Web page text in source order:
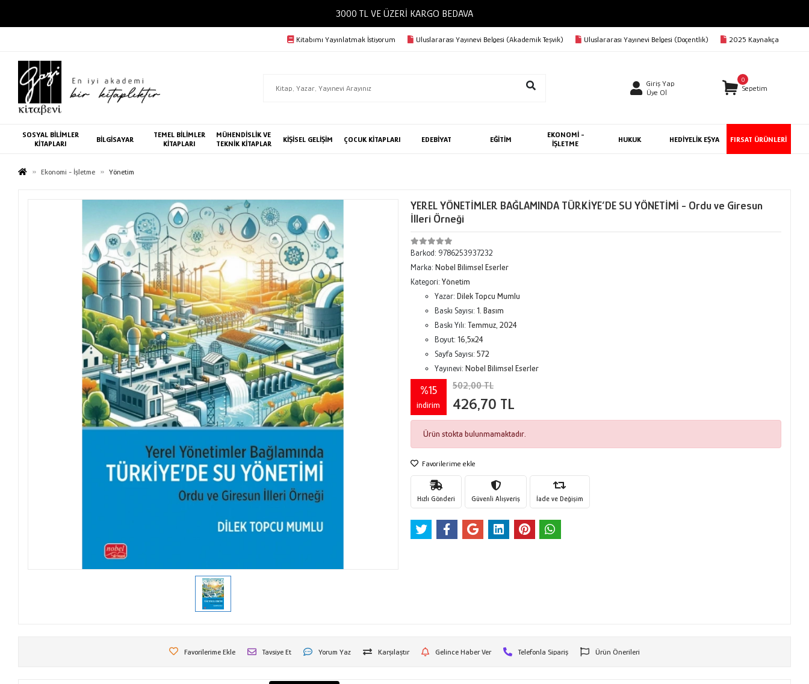
3000 TL VE ÜZERİ KARGO BEDAVA
Kitabımı Yayınlatmak İstiyorum Uluslararası Yayınevi Belgesi (Akademik Teşvik) Uluslararası Yayınevi Belgesi (Doçentlik) 2025 Kaynakça
Giriş Yap
Üye Ol
0
Sepetim
SOSYAL BİLİMLER
KİTAPLARI
BİLGİSAYAR
TEMEL BİLİMLER
KİTAPLARI
MÜHENDİSLİK VE
TEKNİK KİTAPLAR
KİŞİSEL GELİŞİM ÇOCUK KİTAPLARI EDEBİYAT EĞİTİM
EKONOMİ -
İŞLETME
HUKUK HEDİYELİK EŞYA FIRSAT ÜRÜNLERİ
Ekonomi - İşletme Yönetim
YEREL YÖNETİMLER BAĞLAMINDA TÜRKİYE’DE SU YÖNETİMİ - Ordu ve Giresun
İlleri Örneği
Barkod: 9786253937232
Marka: Nobel Bilimsel Eserler
Kategori: Yönetim
Yazar: Dilek Topcu Mumlu
Baskı Sayısı: 1. Basım
Baskı Yılı: Temmuz, 2024
Boyut: 16,5x24
Sayfa Sayısı: 572
Yayınevi: Nobel Bilimsel Eserler
%15
indirim
502,00 TL
426,70 TL
Ürün stokta bulunmamaktadır.
Favorilerime ekle
Hızlı Gönderi Güvenli Alışveriş İade ve Değişim
Favorilerime Ekle Tavsiye Et Yorum Yaz Karşılaştır Gelince Haber Ver Telefonla Sipariş Ürün Önerileri